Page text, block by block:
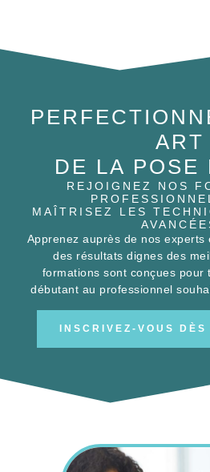
ART
DE LA POSE
REJOIGNEZ NOS
MAÎTRISEZ LES
Apprenez auprès de nos experts
des résultats dignes des
formations sont conçues pour
débutant au professionnel